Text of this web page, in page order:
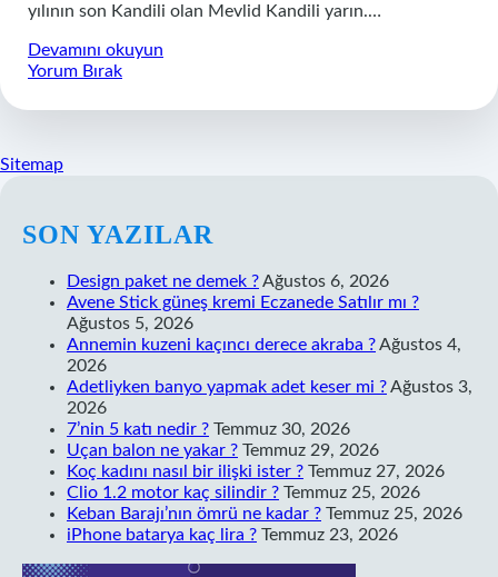
yılının son Kandili olan Mevlid Kandili yarın.…
Devamını okuyun
Kandil
Yorum Bırak
Sitemap
SON YAZILAR
Design paket ne demek ?Ağustos 6, 2026
Avene Stick güneş kremi Eczanede Satılır mı ?
Ağustos 5, 2026
Annemin kuzeni kaçıncı derece akraba ?Ağustos 4,
2026
Adetliyken banyo yapmak adet keser mi ?Ağustos 3,
2026
7’nin 5 katı nedir ? Temmuz 30, 2026
Uçan balon ne yakar ? Temmuz 29, 2026
Koç kadını nasıl bir ilişki ister ? Temmuz 27, 2026
Clio 1.2 motor kaç silindir ? Temmuz 25, 2026
Keban Barajı’nın ömrü ne kadar ? Temmuz 25, 2026
iPhone batarya kaç lira ? Temmuz 23, 2026